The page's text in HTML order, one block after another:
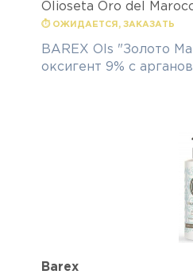
Olioseta Oro del
⏱ ОЖИДАЕТСЯ, ЗАКАЗАТЬ
BAREX Ols "Золото
оксигент 9% с
Barex